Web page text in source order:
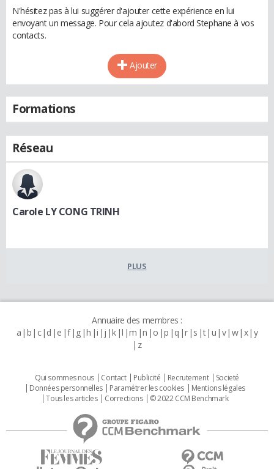
N'hésitez pas à lui suggérer d'ajouter cette expérience en lui
envoyant un message. Pour cela ajoutez d'abord Stephane à vos
contacts.
Ajouter
Formations
Réseau
Carole LY CONG TRINH
PLUS
Annuaire des membres :
a b c d e f g h i j k l m n o p q r s t u v w x y
z
Qui sommes nous Contact Publicité Recrutement
Societé
Données personnelles
Paramétrer les cookies
Mentions légales
Tous les articles
Corrections © 2022 CCM Benchmark